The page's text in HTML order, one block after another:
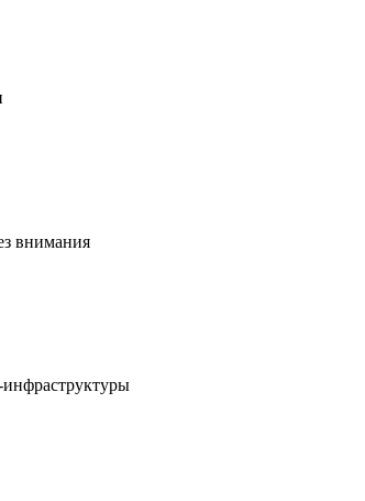
внимания
инфраструктуры